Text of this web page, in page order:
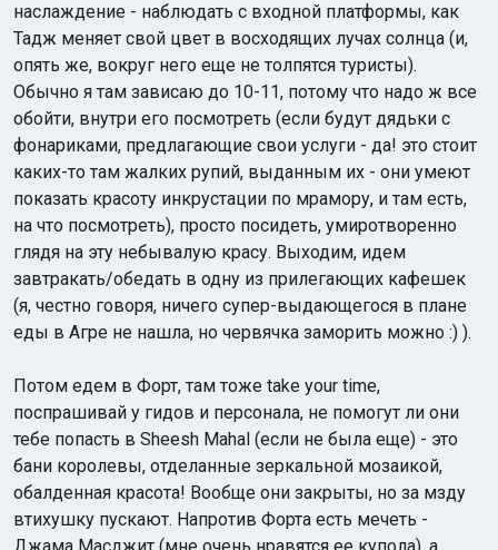
наслаждение - наблюдать с входной платформы, как
Тадж меняет свой цвет в восходящих лучах солнца (и,
опять же, вокруг него еще не толпятся туристы).
Обычно я там зависаю до 10-11, потому что надо ж все
обойти, внутри его посмотреть (если будут дядьки с
фонариками, предлагающие свои услуги - да! это стоит
каких-то там жалких рупий, выданным их - они умеют
показать красоту инкрустации по мрамору, и там есть,
на что посмотреть), просто посидеть, умиротворенно
глядя на эту небывалую красу. Выходим, идем
завтракать/обедать в одну из прилегающих кафешек
(я, честно говоря, ничего супер-выдающегося в плане
еды в Агре не нашла, но червячка заморить можно :) ).
Потом едем в Форт, там тоже take your time,
поспрашивай у гидов и персонала, не помогут ли они
тебе попасть в Sheesh Mahal (если не была еще) - это
бани королевы, отделанные зеркальной мозаикой,
обалденная красота! Вообще они закрыты, но за мзду
втихушку пускают. Напротив Форта есть мечеть -